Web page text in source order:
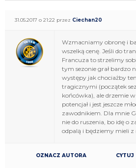
31.05.2017 o 21:22 przez Ciechan20
Wzmacniamy obronę i
wszelką cenę. Jeśli do
Francuza to strzelimy
tym sezonie grał bardzo
występy jak chociażby
tragicznymi (początek
końcówka), ale drzemie
potencjał i jest jeszcze
zawodnikiem. Dla mnie
nie do ruszenia, bo idę o
odpalą i będziemy mieli z
OZNACZ AUTORA CYTUJ